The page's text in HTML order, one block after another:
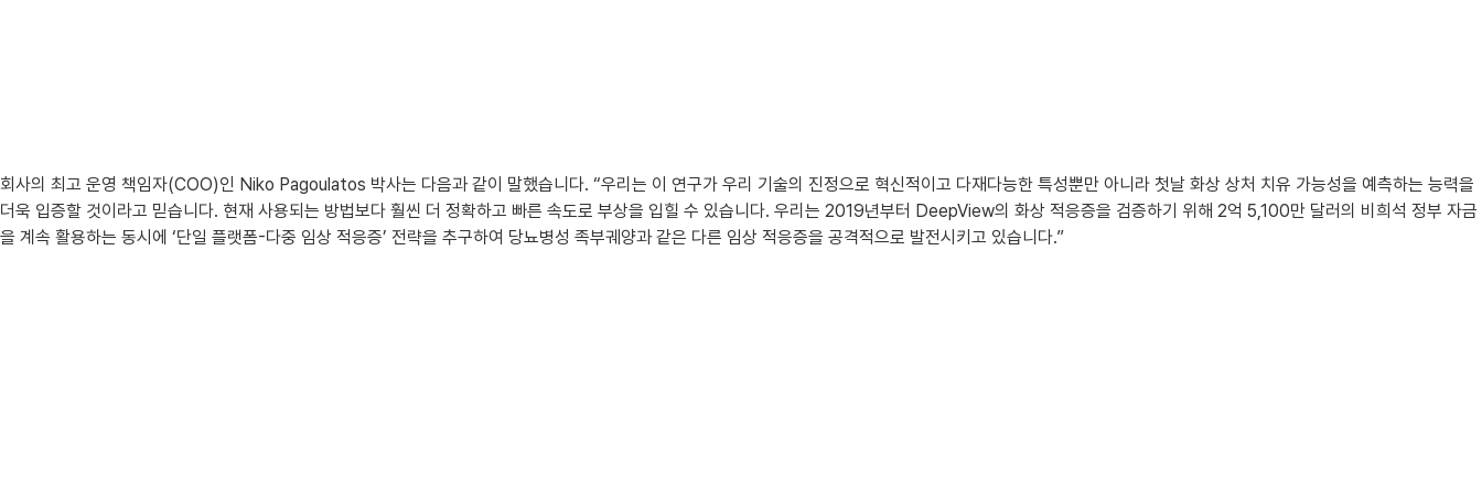
회사의 최고 운영 책임자(COO)인 Niko Pagoulatos 박사는 다음과 같이 말했습니다. “우리는 이 연구가 우리 기술의 진정으로 혁신적이고 다재다능한 특성뿐만 아니라 첫날 화상 상처 치유 가능성을 예측하는 능력을
더욱 입증할 것이라고 믿습니다. 현재 사용되는 방법보다 훨씬 더 정확하고 빠른 속도로 부상을 입힐 수 있습니다. 우리는 2019년부터 DeepView의 화상 적응증을 검증하기 위해 2억 5,100만 달러의 비희석 정부 자금
을 계속 활용하는 동시에 ‘단일 플랫폼-다중 임상 적응증’ 전략을 추구하여 당뇨병성 족부궤양과 같은 다른 임상 적응증을 공격적으로 발전시키고 있습니다.”